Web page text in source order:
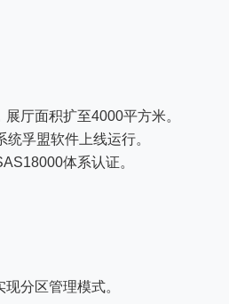
厅面积扩至4000平方米。
孚盟软件上线运行。
体系认证。
分区管理模式。